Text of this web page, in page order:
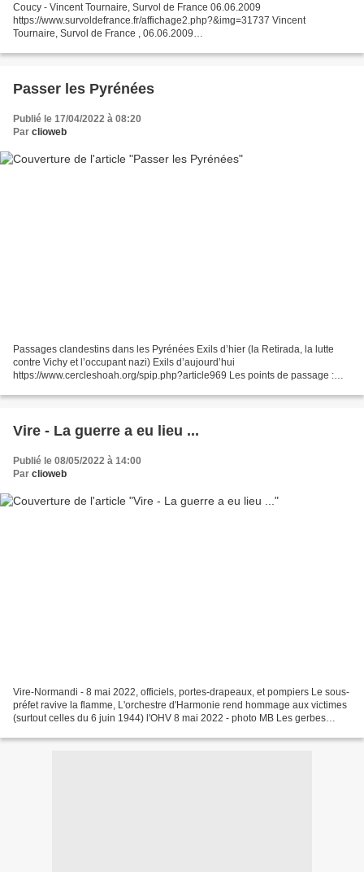
Coucy - Vincent Tournaire, Survol de France 06.06.2009
https://www.survoldefrance.fr/affichage2.php?&img=31737 Vincent
Tournaire, Survol de France , 06.06.2009
Auffrique Twitter Alexandre...
Passer les Pyrénées
Publié le 17/04/2022 à 08:20
Par clioweb
Passages clandestins dans les Pyrénées Exils d’hier (la Retirada, la lutte
contre Vichy et l’occupant nazi) Exils d’aujourd’hui
https://www.cercleshoah.org/spip.php?article969 Les points de passage :
Vire - La guerre a eu lieu ...
Publié le 08/05/2022 à 14:00
Par clioweb
Vire-Normandi - 8 mai 2022, officiels, portes-drapeaux, et pompiers Le sous-
préfet ravive la flamme, L'orchestre d'Harmonie rend hommage aux victimes
(surtout celles du 6 juin 1944) l'OHV 8 mai 2022 - photo MB Les gerbes